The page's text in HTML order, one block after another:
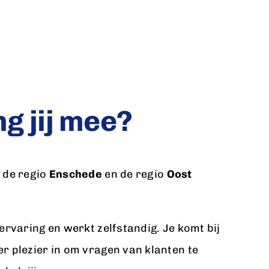
jij mee?
de regio Enschede en de regio Oost
en werkt zelfstandig. Je komt bij
plezier in om vragen van klanten te